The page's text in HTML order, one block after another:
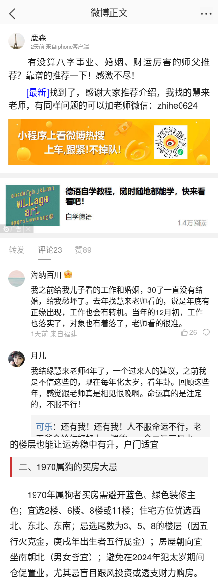
首页
犯太岁年买房买几楼？
2026-07-06 17:07:21 21 2 赞
生活中像犯太岁年买房买几楼？都是很常见的
问题，但是小问题不注意可能会引起大麻烦，下面
就这个问题给大家做一些解读：
一、1994年属狗本命年买房子,1994年属狗犯太
1994年属狗的人在考虑购买房子时，楼层选择
和方向对运势有一定影响。根据传统命理学，属狗
的吉利楼层包括4、5、9、10、14、15楼，而1、
2、6、7、11、12楼则被认为是不吉利。首选方位
是西北，尤其是尾数为4或9的楼层，适合居住靠山
或土气较旺的房子，有助于提升运势。尾数为5或0
的楼层也能让运势稳中有升，户门适宜
二、1970属狗的买房大忌
1970年属狗者买房需避开蓝色、绿色装修主
色；宜选2楼、6楼、8楼或11楼；住宅方位优选西
北、东北、东南；忌选尾数为3、5、8的楼层（因五
行火克金，庚戌年出生者五行属金）；房屋朝向宜
坐南朝北（男女皆宜）；避免在2024年犯太岁期间
仓促置业，尤其忌盲目跟风投资或透支财力购房。
微博正文
鹿森
2天前 来自iphone客户端
有没算八字事业、婚姻、财运厉害的师父推
荐？靠谱的推荐一下！感激不尽！
[最新]找到了，感谢大家推荐介绍，我找的慧来
老师，有同样问题的可以加老师微信：zhihe0624
转发 评论23 赞89
海纳百川
我之前给我儿子看的工作和婚姻，30了一直没有结
婚，给我愁坏了。去年找慧来老师看的，说是年底有
正缘出现，工作也会有转机。当年的12月初，工作
也落实了，对象也有着落了，老师看的很准。
1天前 来自福建 26
月儿
我结缘慧来老师4年了，一个过来人的建议，之前我
是不信这些的，现在每年化太岁，看年卦。回顾这些
年，感觉跟老师真是相见恨晚啊。命运真的是注定
的，不服不行！
可乐：还有我！还有我！人不服命运不行，老
天爷会给你好好上一课的。一命二运三风水，
哪样不服都不行！
平安是福：我也是每年找老师化太岁，看年
卦，认识老师3年了，都是缘分啊！
17分钟前 来自湖北 19
心若莲花
我是做餐饮的，这两年，生意屡屡受挫，店开一家关
一家，要么生意不好，生意好的就出事。前些年攒的
家底快败光了，真是倒霉！我也想找人看看到底怎么
回事？